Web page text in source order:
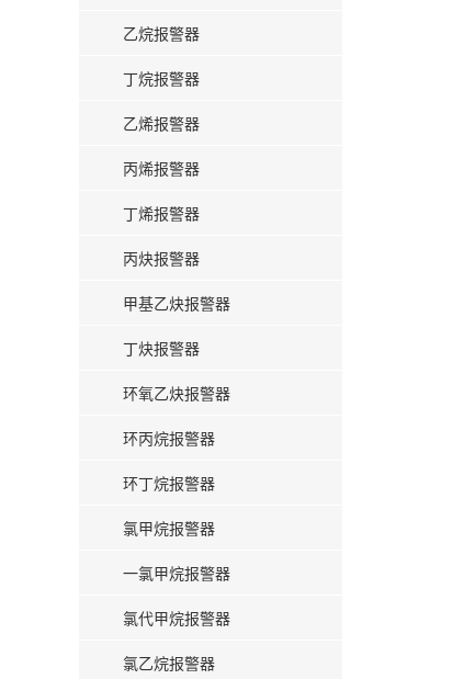
乙烷报警器
丁烷报警器
乙烯报警器
丙烯报警器
丁烯报警器
丙炔报警器
甲基乙炔报警器
丁炔报警器
环氧乙炔报警器
环丙烷报警器
环丁烷报警器
氯甲烷报警器
一氯甲烷报警器
氯代甲烷报警器
氯乙烷报警器